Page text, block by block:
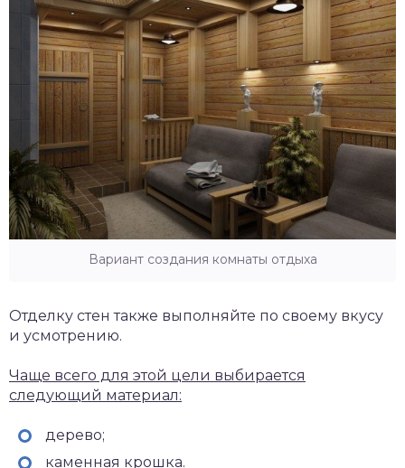
Вариант создания комнаты отдыха
Отделку стен также выполняйте по своему вкусу
и усмотрению.
Чаще всего для этой цели выбирается
следующий материал:
дерево;
каменная крошка.